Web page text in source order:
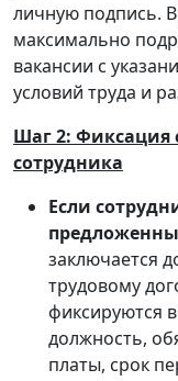
личную подпись.
максимально
вакансии с
условий труда и
Шаг 2: Фиксация
сотрудника
Если
заключается
трудовому
фиксируются
должность,
платы, срок